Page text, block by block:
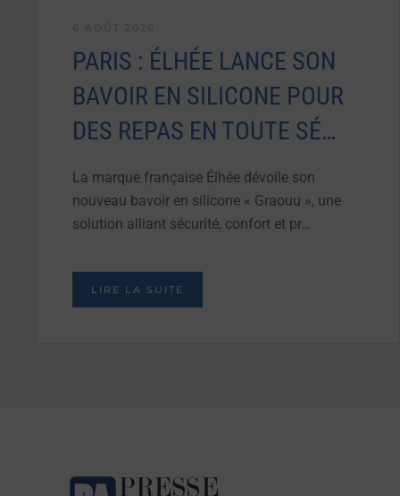
PARIS : ÉLHÉE LANCE SON
BAVOIR EN SILICONE POUR
DES REPAS EN TOUTE SÉ…
La marque française Élhée dévoile son
nouveau bavoir en silicone « Graouu », une
solution alliant sécurité, confort et pr…
LIRE LA SUITE